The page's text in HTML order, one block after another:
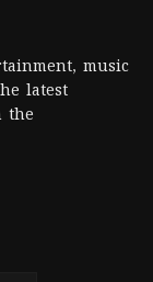
music
latest
the